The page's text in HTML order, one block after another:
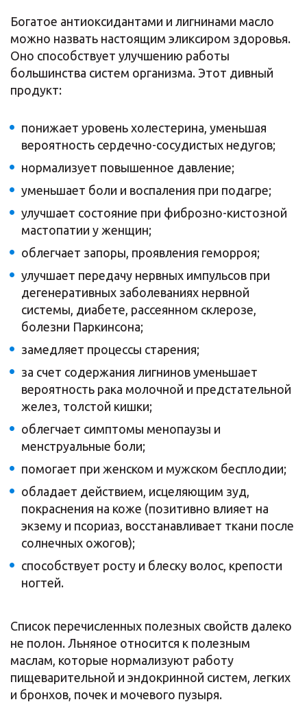
Богатое антиоксидантами и лигнинами масло
можно назвать настоящим эликсиром здоровья.
Оно способствует улучшению работы
большинства систем организма. Этот дивный
продукт:
понижает уровень холестерина, уменьшая
вероятность сердечно-сосудистых недугов;
нормализует повышенное давление;
уменьшает боли и воспаления при подагре;
улучшает состояние при фиброзно-кистозной
мастопатии у женщин;
облегчает запоры, проявления геморроя;
улучшает передачу нервных импульсов при
дегенеративных заболеваниях нервной
системы, диабете, рассеянном склерозе,
болезни Паркинсона;
замедляет процессы старения;
за счет содержания лигнинов уменьшает
вероятность рака молочной и предстательной
желез, толстой кишки;
облегчает симптомы менопаузы и
менструальные боли;
помогает при женском и мужском бесплодии;
обладает действием, исцеляющим зуд,
покраснения на коже (позитивно влияет на
экзему и псориаз, восстанавливает ткани после
солнечных ожогов);
способствует росту и блеску волос, крепости
ногтей.
Список перечисленных полезных свойств далеко
не полон. Льняное относится к полезным
маслам, которые нормализуют работу
пищеварительной и эндокринной систем, легких
и бронхов, почек и мочевого пузыря.